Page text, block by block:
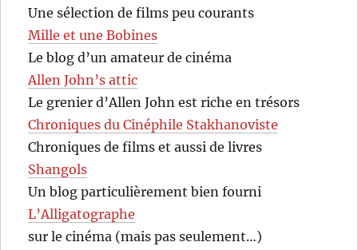
Une sélection de films peu courants
Mille et une Bobines
Le blog d’un amateur de cinéma
Allen John’s attic
Le grenier d’Allen John est riche en trésors
Chroniques du Cinéphile Stakhanoviste
Chroniques de films et aussi de livres
Shangols
Un blog particulièrement bien fourni
L’Alligatographe
sur le cinéma (mais pas seulement…)